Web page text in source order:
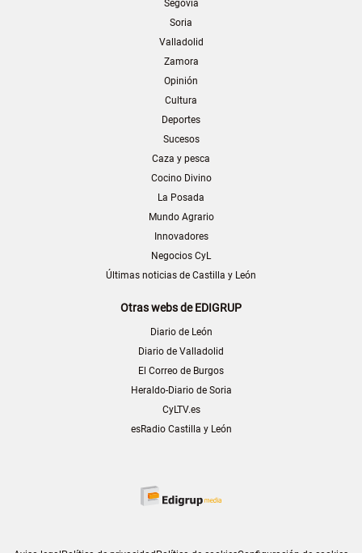
Segovia
Soria
Valladolid
Zamora
Opinión
Cultura
Deportes
Sucesos
Caza y pesca
Cocino Divino
La Posada
Mundo Agrario
Innovadores
Negocios CyL
Últimas noticias de Castilla y León
Otras webs de EDIGRUP
Diario de León
Diario de Valladolid
El Correo de Burgos
Heraldo-Diario de Soria
CyLTV.es
esRadio Castilla y León